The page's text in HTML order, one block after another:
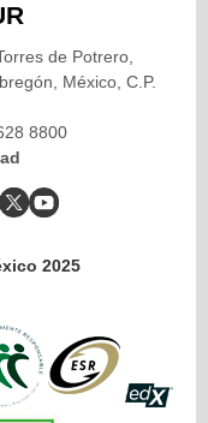
de Potrero,
México, C.P.
8800
2025